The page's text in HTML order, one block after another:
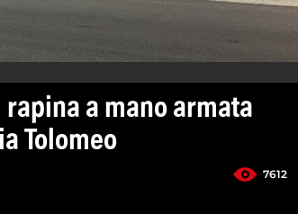
rapina a mano armata
Tolomeo
7612